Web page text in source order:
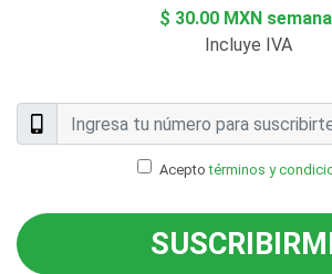
$ 30.00 MXN
Incluye IVA
Aceptotérminos y